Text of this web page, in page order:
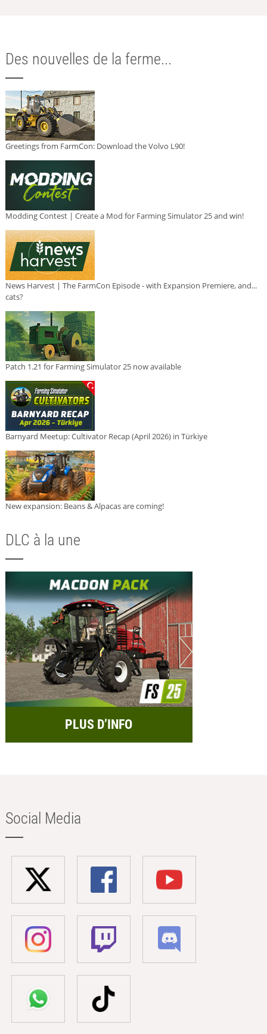
Des nouvelles de la ferme...
Greetings from FarmCon: Download the Volvo L90!
Modding Contest | Create a Mod for Farming Simulator 25 and win!
News Harvest | The FarmCon Episode - with Expansion Premiere, and...
cats?
Patch 1.21 for Farming Simulator 25 now available
Barnyard Meetup: Cultivator Recap (April 2026) in Türkiye
New expansion: Beans & Alpacas are coming!
DLC à la une
PLUS D’INFO
Social Media